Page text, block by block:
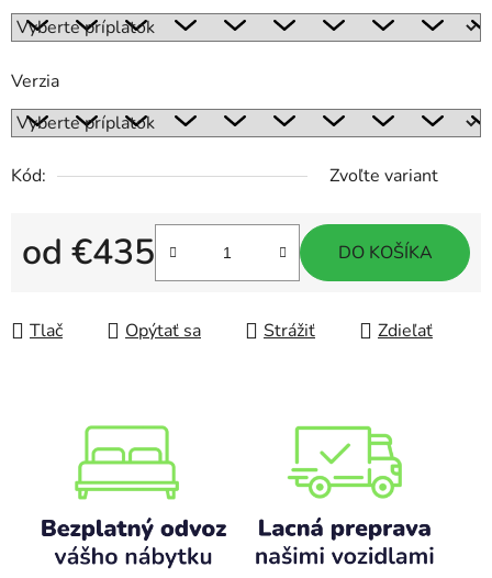
Verzia
Kód: Zvoľte variant
od €435 DO KOŠÍKA
Tlač Opýtať sa Strážiť Zdieľať